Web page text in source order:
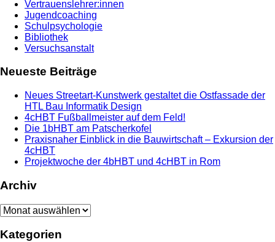
Vertrauenslehrer:innen
Jugendcoaching
Schulpsychologie
Bibliothek
Versuchsanstalt
Neueste Beiträge
Neues Streetart-Kunstwerk gestaltet die Ostfassade der
HTL Bau Informatik Design
4cHBT Fußballmeister auf dem Feld!
Die 1bHBT am Patscherkofel
Praxisnaher Einblick in die Bauwirtschaft – Exkursion der
4cHBT
Projektwoche der 4bHBT und 4cHBT in Rom
Archiv
Archiv
Kategorien